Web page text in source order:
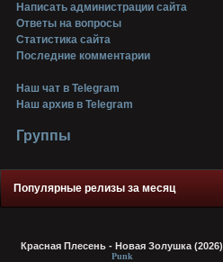
Написать администрации сайта
Ответы на вопросы
Статистика сайта
Последние комментарии
Наш чат в Telegram
Наш архив в Telegram
Группы
Популярные релизы за месяц
Красная Плесень - Новая Золушка (2026)
Punk